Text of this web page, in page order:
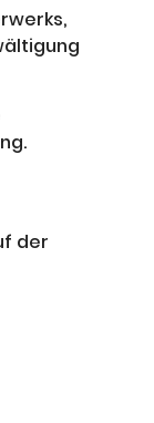
der